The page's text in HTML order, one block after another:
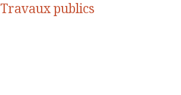
Travaux publics